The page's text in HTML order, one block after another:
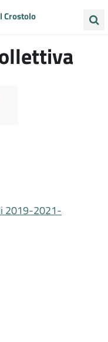
Crostolo
VIVI VEZZANO
2019-2021-